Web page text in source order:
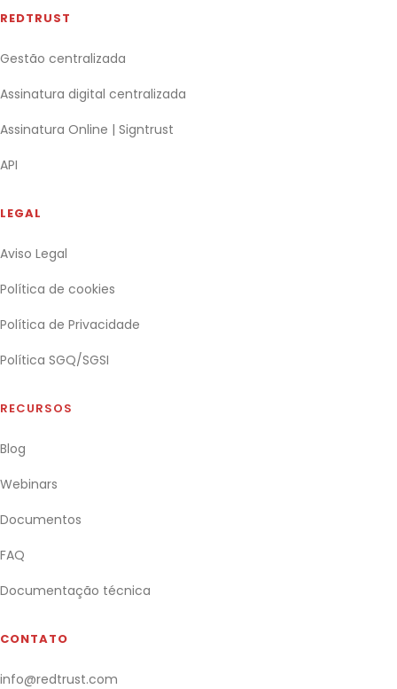
REDTRUST
Gestão centralizada
Assinatura digital centralizada
Assinatura Online | Signtrust
API
LEGAL
Aviso Legal
Política de cookies
Política de Privacidade
Política SGQ/SGSI
RECURSOS
Blog
Webinars
Documentos
FAQ
Documentação técnica
CONTATO
info@redtrust.com